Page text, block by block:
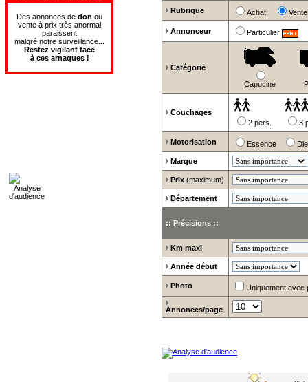
Des annonces de don ou
vente à prix très anormal
paraissent
malgré notre surveillance...
Restez vigilant face
à ces arnaques !
Rubrique Achat
Annonceur Particulier
Catégorie
Capucine
Couchages
2 pers.
3
Motorisation Essence
Marque
Prix (maximum)
Département
:: Précisions ::
Km maxi
Année début
Photo Uniquement avec
Annonces/page